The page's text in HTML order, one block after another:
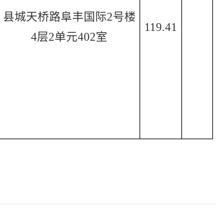
县城天桥路阜丰国际2号楼
4层2单元402室
119.41